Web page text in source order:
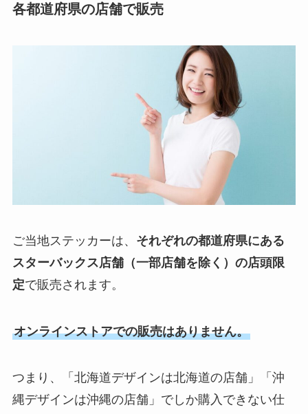
各都道府県の店舗で販売
ご当地ステッカーは、 それぞれの都道府県にある
スターバックス店舗（一部店舗を除く）の店頭限
定で販売されます。
オンラインストアでの販売はありません。
つまり、「北海道デザインは北海道の店舗」「沖
縄デザインは沖縄の店舗」でしか購入できない仕